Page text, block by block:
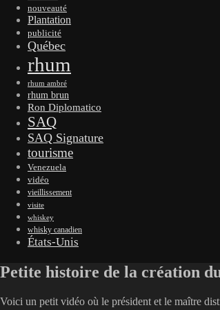
nouveauté
Plantation
publicité
Québec
rhum
rhum ambré
rhum brun
Ron Diplomatico
SAQ
SAQ Signature
tourisme
Venezuela
vidéo
vieillissement
visite
whiskey
whisky canadien
États-Unis
Petite histoire de la création
Voici un petit vidéo où le président et le maître